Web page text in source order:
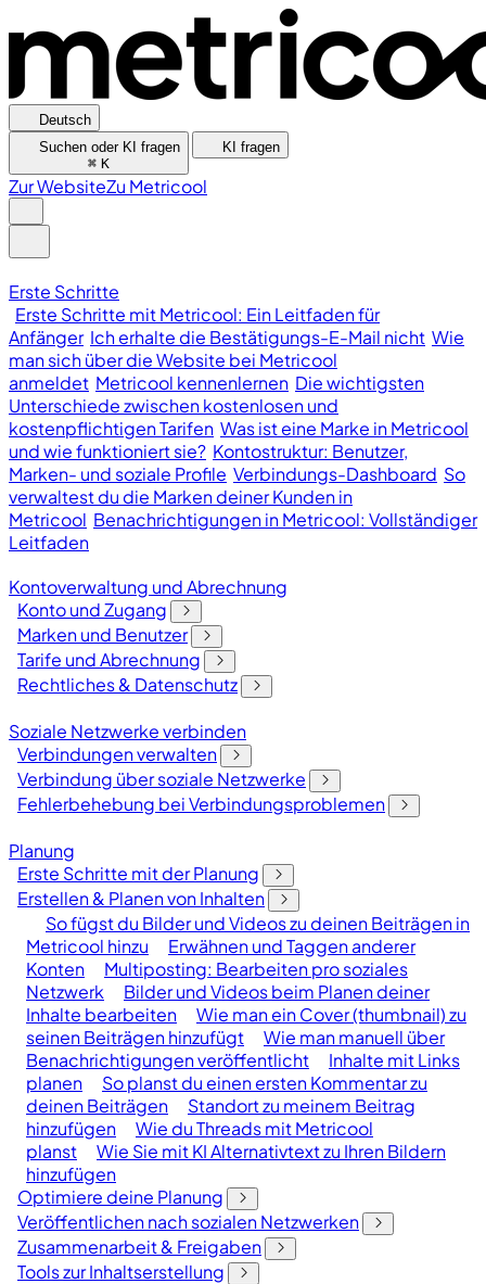
Deutsch
Suchen oder KI fragen
⌘ K
KI fragen
Zur WebsiteZu Metricool
Erste Schritte
Erste Schritte mit Metricool: Ein Leitfaden für
Anfänger Ich erhalte die Bestätigungs-E-Mail nicht Wie
man sich über die Website bei Metricool
anmeldet Metricool kennenlernen Die wichtigsten
Unterschiede zwischen kostenlosen und
kostenpflichtigen Tarifen Was ist eine Marke in Metricool
und wie funktioniert sie? Kontostruktur: Benutzer,
Marken- und soziale Profile Verbindungs-Dashboard So
verwaltest du die Marken deiner Kunden in
Metricool Benachrichtigungen in Metricool: Vollständiger
Leitfaden
Kontoverwaltung und Abrechnung
Konto und Zugang
Marken und Benutzer
Tarife und Abrechnung
Rechtliches & Datenschutz
Soziale Netzwerke verbinden
Verbindungen verwalten
Verbindung über soziale Netzwerke
Fehlerbehebung bei Verbindungsproblemen
Planung
Erste Schritte mit der Planung
Erstellen & Planen von Inhalten
So fügst du Bilder und Videos zu deinen Beiträgen in
Metricool hinzu
Erwähnen und Taggen anderer
Konten
Multiposting: Bearbeiten pro soziales
Netzwerk
Bilder und Videos beim Planen deiner
Inhalte bearbeiten
Wie man ein Cover (thumbnail) zu
seinen Beiträgen hinzufügt
Wie man manuell über
Benachrichtigungen veröffentlicht
Inhalte mit Links
planen
So planst du einen ersten Kommentar zu
deinen Beiträgen
Standort zu meinem Beitrag
hinzufügen
Wie du Threads mit Metricool
planst
Wie Sie mit KI Alternativtext zu Ihren Bildern
hinzufügen
Optimiere deine Planung
Veröffentlichen nach sozialen Netzwerken
Zusammenarbeit & Freigaben
Tools zur Inhaltserstellung